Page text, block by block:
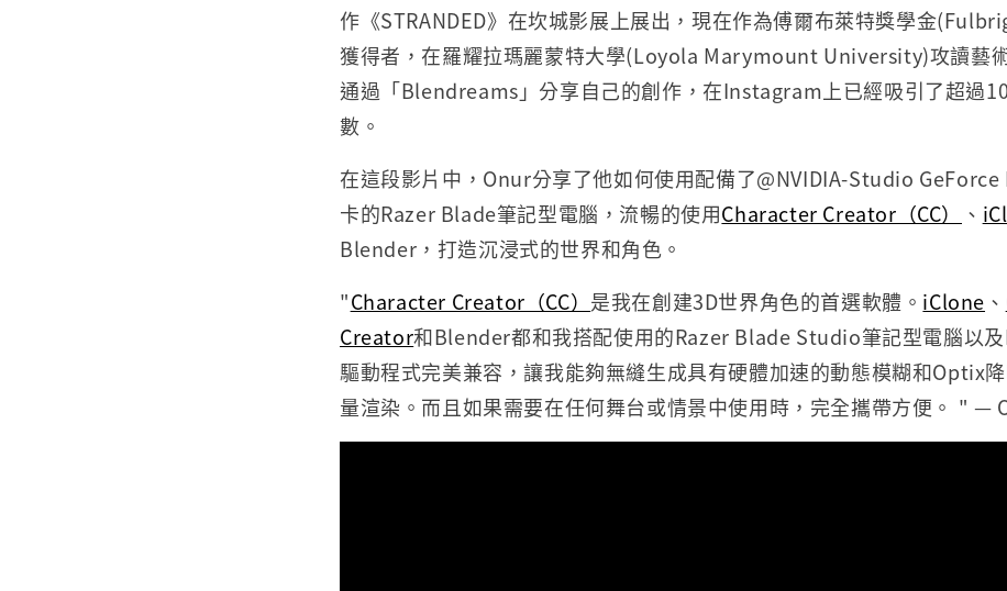
作《STRANDED》在坎城影展上展出，現在作為傅爾布萊特獎學金
獲得者，在羅耀拉瑪麗蒙特大學(Loyola Marymount University)攻讀藝
通過「Blendreams」分享自己的創作，在Instagram上已經吸引了超過
數。
在這段影片中，Onur分享了他如何使用配備了@NVIDIA-Studio GeForce
卡的Razer Blade筆記型電腦，流暢的使用Character Creator（CC） 、
Blender，打造沉浸式的世界和角色。
"Character Creator（CC） 是我在創建3D世界角色的首選軟體。 iClone 、
Creator和Blender都和我搭配使用的Razer Blade Studio筆記型電腦以
驅動程式完美兼容，讓我能夠無縫生成具有硬體加速的動態模糊和Optix
量渲染。而且如果需要在任何舞台或情景中使用時，完全攜帶方便。 " —